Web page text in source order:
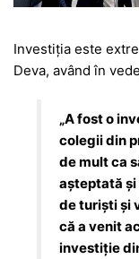
Investiția este
Deva, având în
„A fost o
colegii din
de mult ca
așteptată și
de turiști și
că a venit
investiție